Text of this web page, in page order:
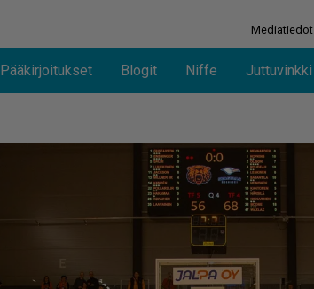
Mediatiedot
Pääkirjoitukset Blogit Niffe Juttuvinkki